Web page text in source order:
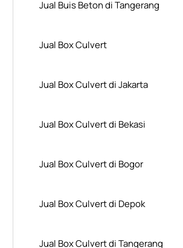
Jual Buis Beton di Tangerang
Jual Box Culvert
Jual Box Culvert di Jakarta
Jual Box Culvert di Bekasi
Jual Box Culvert di Bogor
Jual Box Culvert di Depok
Jual Box Culvert di Tangerang